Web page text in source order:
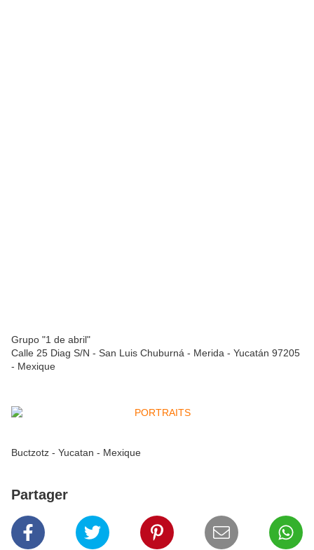
Grupo "1 de abril"
Calle 25 Diag S/N - San Luis Chuburná - Merida - Yucatán 97205
- Mexique
Buctzotz - Yucatan - Mexique
Partager